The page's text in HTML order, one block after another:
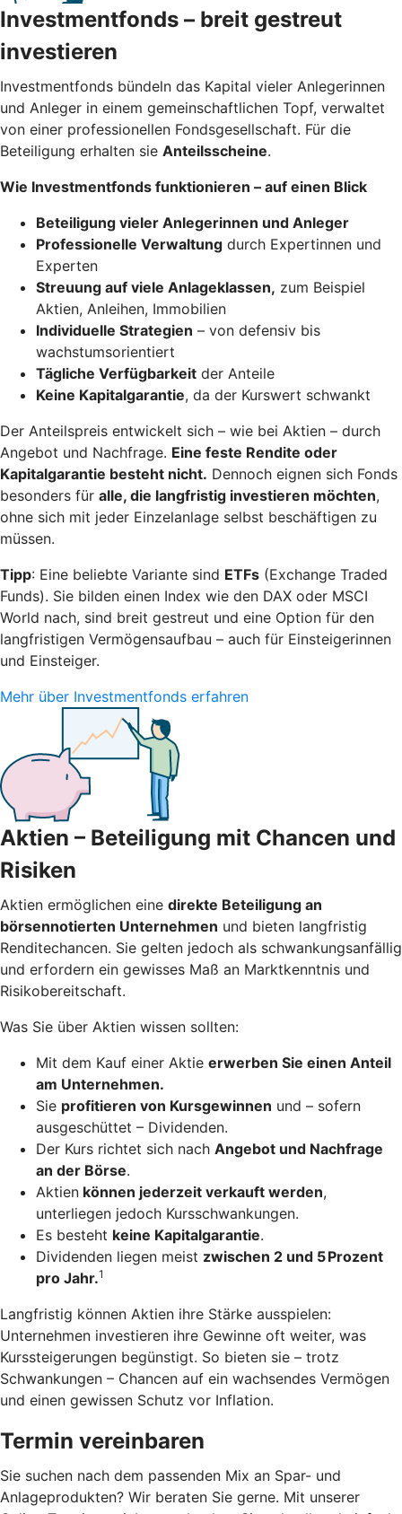
Investmentfonds – breit gestreut
investieren
Investmentfonds bündeln das Kapital vieler Anlegerinnen
und Anleger in einem gemeinschaftlichen Topf, verwaltet
von einer professionellen Fondsgesellschaft. Für die
Beteiligung erhalten sie Anteilsscheine.
Wie Investmentfonds funktionieren – auf einen Blick
Beteiligung vieler Anlegerinnen und Anleger
Professionelle Verwaltung durch Expertinnen und
Experten
Streuung auf viele Anlageklassen, zum Beispiel
Aktien, Anleihen, Immobilien
Individuelle Strategien – von defensiv bis
wachstumsorientiert
Tägliche Verfügbarkeit der Anteile
Keine Kapitalgarantie, da der Kurswert schwankt
Der Anteilspreis entwickelt sich – wie bei Aktien – durch
Angebot und Nachfrage. Eine feste Rendite oder
Kapitalgarantie besteht nicht. Dennoch eignen sich Fonds
besonders für alle, die langfristig investieren möchten,
ohne sich mit jeder Einzelanlage selbst beschäftigen zu
müssen.
Tipp: Eine beliebte Variante sind ETFs (Exchange Traded
Funds). Sie bilden einen Index wie den DAX oder MSCI
World nach, sind breit gestreut und eine Option für den
langfristigen Vermögensaufbau – auch für Einsteigerinnen
und Einsteiger.
Mehr über Investmentfonds erfahren
Aktien – Beteiligung mit Chancen und
Risiken
Aktien ermöglichen eine direkte Beteiligung an
börsennotierten Unternehmen und bieten langfristig
Renditechancen. Sie gelten jedoch als schwankungsanfällig
und erfordern ein gewisses Maß an Marktkenntnis und
Risikobereitschaft.
Was Sie über Aktien wissen sollten:
Mit dem Kauf einer Aktie erwerben Sie einen Anteil
am Unternehmen.
Sie profitieren von Kursgewinnen und – sofern
ausgeschüttet – Dividenden.
Der Kurs richtet sich nach Angebot und Nachfrage
an der Börse.
Aktien können jederzeit verkauft werden,
unterliegen jedoch Kursschwankungen.
Es besteht keine Kapitalgarantie.
Dividenden liegen meist zwischen 2 und 5 Prozent
pro Jahr.1
Langfristig können Aktien ihre Stärke ausspielen:
Unternehmen investieren ihre Gewinne oft weiter, was
Kurssteigerungen begünstigt. So bieten sie – trotz
Schwankungen – Chancen auf ein wachsendes Vermögen
und einen gewissen Schutz vor Inflation.
Termin vereinbaren
Sie suchen nach dem passenden Mix an Spar- und
Anlageprodukten? Wir beraten Sie gerne. Mit unserer